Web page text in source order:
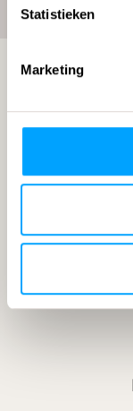
Statistieken
Marketing